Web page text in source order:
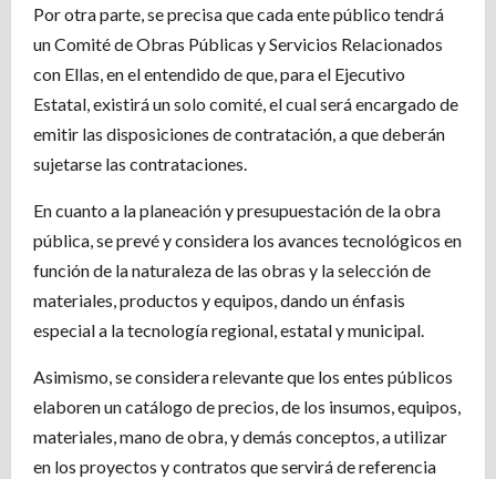
Por otra parte, se precisa que cada ente público tendrá
un Comité de Obras Públicas y Servicios Relacionados
con Ellas, en el entendido de que, para el Ejecutivo
Estatal, existirá un solo comité, el cual será encargado de
emitir las disposiciones de contratación, a que deberán
sujetarse las contrataciones.
En cuanto a la planeación y presupuestación de la obra
pública, se prevé y considera los avances tecnológicos en
función de la naturaleza de las obras y la selección de
materiales, productos y equipos, dando un énfasis
especial a la tecnología regional, estatal y municipal.
Asimismo, se considera relevante que los entes públicos
elaboren un catálogo de precios, de los insumos, equipos,
materiales, mano de obra, y demás conceptos, a utilizar
en los proyectos y contratos que servirá de referencia